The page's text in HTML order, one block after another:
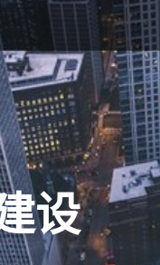
设